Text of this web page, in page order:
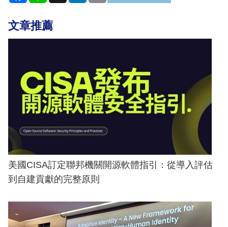
文章推薦
美國CISA訂定聯邦機關開源軟體指引：從導入評估
到自建貢獻的完整原則